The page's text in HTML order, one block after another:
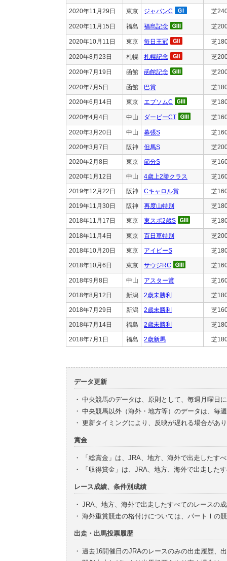
2020年11月29日 東京 ジャパンC 芝
2020年11月15日 福島 福島記念 芝
2020年10月11日 東京 毎日王冠 芝
2020年8月23日 札幌 札幌記念 芝
2020年7月19日 函館 函館記念 芝
2020年7月5日 函館 巴賞 芝
2020年6月14日 東京 エプソムC 芝
2020年4月4日 中山 ダービーCT 芝
2020年3月20日 中山 幕張S 芝
2020年3月7日 阪神 但馬S 芝
2020年2月8日 東京 節分S 芝
2020年1月12日 中山 4歳上2勝クラス 芝
2019年12月22日 阪神 Cキャロル賞 芝
2019年11月30日 阪神 再度山特別 芝
2018年11月17日 東京 東スポ2歳S 芝
2018年11月4日 東京 百日草特別 芝
2018年10月20日 東京 アイビーS 芝
2018年10月6日 東京 サウジRC 芝
2018年9月8日 中山 アスター賞 芝
2018年8月12日 新潟 2歳未勝利 芝
2018年7月29日 新潟 2歳未勝利 芝
2018年7月14日 福島 2歳未勝利 芝
2018年7月1日 福島 2歳新馬 芝
データ更新
・ 中央競馬のデータは、原則として、毎週月曜日
・ 中央競馬以外（海外・地方等）のデータは、毎
・ 更新タイミングにより、反映が遅れる場合があ
賞金
・
「総賞金」は、JRA、地方、海外で出走したす
・
「収得賞金」は、JRA、地方、海外で出走した
レース成績、条件別成績
・ JRA、地方、海外で出走したすべてのレースの
・ 海外重賞競走の格付けについては、パートⅠの
出走・出馬投票履歴
・ 過去16開催日のJRAのレースのみの出走履歴、